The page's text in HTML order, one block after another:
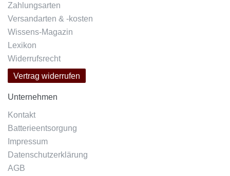
Zahlungsarten
Versandarten & -kosten
Wissens-Magazin
Lexikon
Widerrufsrecht
Vertrag widerrufen
Unternehmen
Kontakt
Batterieentsorgung
Impressum
Datenschutzerklärung
AGB